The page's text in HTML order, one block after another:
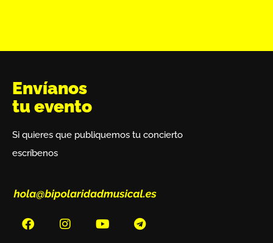
Envíanos
tu evento
Si quieres que publiquemos tu concierto
escríbenos